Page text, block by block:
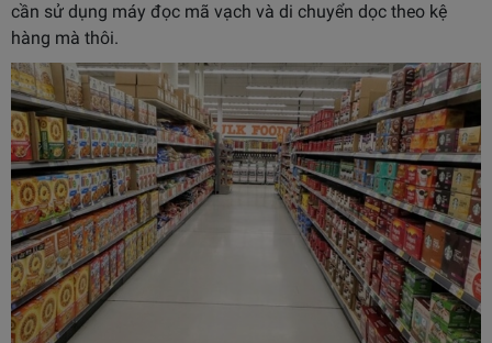
cần sử dụng máy đọc mã vạch và di chuyển dọc theo kệ
hàng mà thôi.